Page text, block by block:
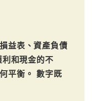
益表、資產負債
和現金的不
平衡。 數字既